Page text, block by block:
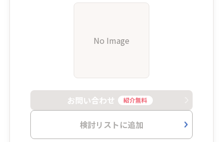
No Image
お問い合わせ 紹介無料
検討リストに追加